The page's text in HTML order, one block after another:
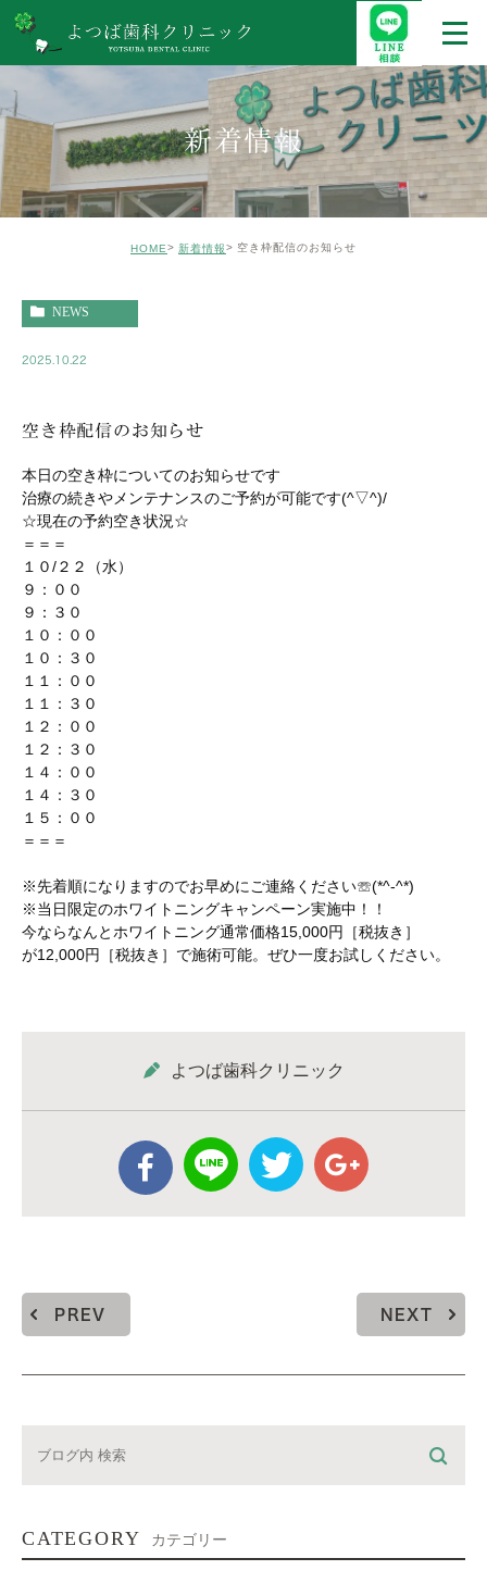
新着情報
HOME 新着情報 空き枠配信のお知らせ
NEWS
2025.10.22
空き枠配信のお知らせ
本日の空き枠についてのお知らせです
治療の続きやメンテナンスのご予約が可能です(^▽^)/
☆現在の予約空き状況☆
＝＝＝
１０/２２（水）
９：００
９：３０
１０：００
１０：３０
１１：００
１１：３０
１２：００
１２：３０
１４：００
１４：３０
１５：００
＝＝＝
※先着順になりますのでお早めにご連絡ください☏(*^-^*)
※当日限定のホワイトニングキャンペーン実施中！！
今ならなんとホワイトニング通常価格15,000円［税抜き］
が12,000円［税抜き］で施術可能。ぜひ一度お試しください。
よつば歯科クリニック
PREV NEXT
CATEGORY カテゴリー